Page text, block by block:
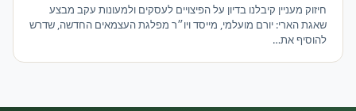
חיזוק מעניין קיבלנו בדיון על הפיצויים לעסקים ולמעונות עקב מבצע
שאגת הארי: יורם מועלמי, מייסד ויו״ר מפלגת העצמאים החדשה, שדרש
להוסיף את…